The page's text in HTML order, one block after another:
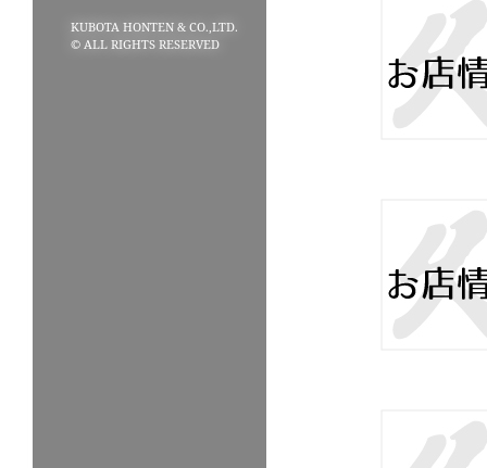
KUBOTA HONTEN & CO.,LTD.
© ALL RIGHTS RESERVED